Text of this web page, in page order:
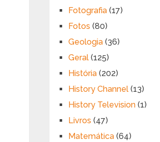
Fotografia (17)
Fotos (80)
Geologia (36)
Geral (125)
História (202)
History Channel (13)
History Television (1)
Livros (47)
Matemática (64)